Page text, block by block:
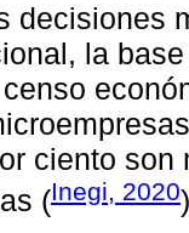
decisiones
la
ciento
(Inegi, 2020